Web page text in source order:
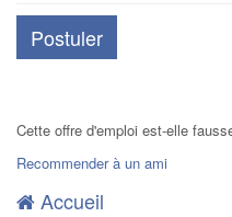
Postuler
Cette offre d'emploi est-elle
Recommender à un ami
Accueil